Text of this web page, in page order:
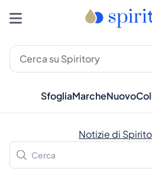
SfogliaMarcheNuovo
Notizie di